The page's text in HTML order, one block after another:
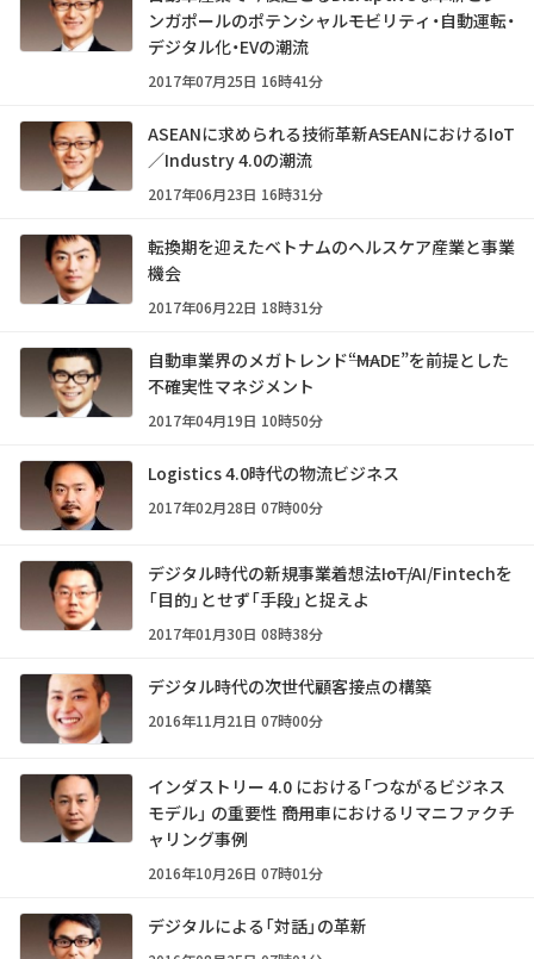
ンガポールのポテンシャル――モビリティ・自動運転・
デジタル化・EVの潮流
2017年07月25日 16時41分
ASEANに求められる技術革新――ASEANにおけるIoT
／Industry 4.0の潮流
2017年06月23日 16時31分
転換期を迎えたベトナムのヘルスケア産業と事業
機会
2017年06月22日 18時31分
自動車業界のメガトレンド――“MADE”を前提とした
不確実性マネジメント
2017年04月19日 10時50分
Logistics 4.0時代の物流ビジネス
2017年02月28日 07時00分
デジタル時代の新規事業着想法――IoT/AI/Fintechを
「目的」とせず「手段」と捉えよ
2017年01月30日 08時38分
デジタル時代の次世代顧客接点の構築
2016年11月21日 07時00分
インダストリー 4.0 における「つながるビジネス
モデル」 の重要性 ――商用車におけるリマニファクチ
ャリング事例
2016年10月26日 07時01分
デジタルによる「対話」の革新